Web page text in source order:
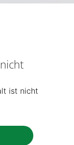
ist nicht